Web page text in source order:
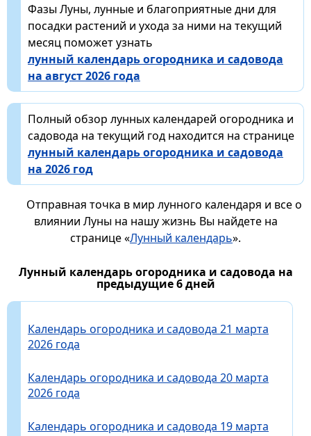
Фазы Луны, лунные и благоприятные дни для
посадки растений и ухода за ними на текущий
месяц поможет узнать
лунный календарь огородника и садовода
на август 2026 года
Полный обзор лунных календарей огородника и
садовода на текущий год находится на странице
лунный календарь огородника и садовода
на 2026 год
Отправная точка в мир лунного календаря и все о
влиянии Луны на нашу жизнь Вы найдете на
странице «Лунный календарь».
Лунный календарь огородника и садовода на
предыдущие 6 дней
Календарь огородника и садовода 21 марта
2026 года
Календарь огородника и садовода 20 марта
2026 года
Календарь огородника и садовода 19 марта